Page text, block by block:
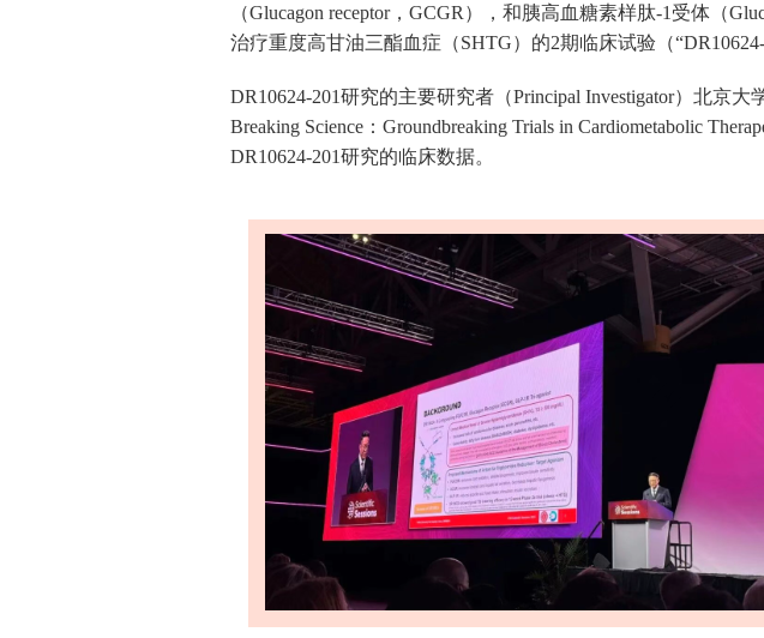
（Glucagon receptor，GCGR），和胰高血糖素样肽-1受体（
治疗重度高甘油三酯血症（SHTG）的2期临床试验（
DR10624-201研究的主要研究者（Principal Investigator）北京
Breaking Science：Groundbreaking Trials in Cardiometabolic
DR10624-201研究的临床数据。